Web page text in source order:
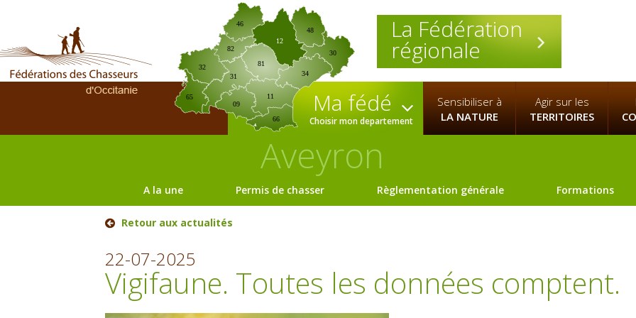
La Fédération
régionale
09
12
30
31
32
34
46
65
66
81
82
11
48
Ma fédé
Choisir mon departement
Sensibiliser à
LA NATURE
Agir sur les
TERRITOIRES
Aveyron
A la une Permis de chasser Règlementation générale Formations
Retour aux actualités
22-07-2025
Vigifaune. Toutes les données comptent.